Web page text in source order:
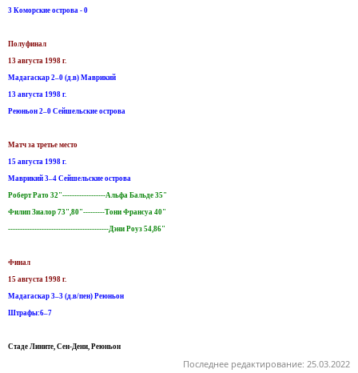
3 Коморские острова - 0
Полуфинал
13 августа 1998 г.
Мадагаскар 2–0 (д.в) Маврикий
13 августа 1998 г.
Реюньон 2–0 Сейшельские острова
Матч за третье место
15 августа 1998 г.
Маврикий 3–4 Сейшельские острова
Роберт Рато 32"------------------Альфа Бальде 35"
Филип Зиалор 73",80"---------Тони Франсуа 40"
------------------------------------------Дэни Роуз 54,86"
Финал
15 августа 1998 г.
Мадагаскар 3–3 (д.в/пен) Реюньон
Штрафы:6–7
Стаде Лините, Сен-Дени, Реюньон
Последнее редактирование: 25.03.2022